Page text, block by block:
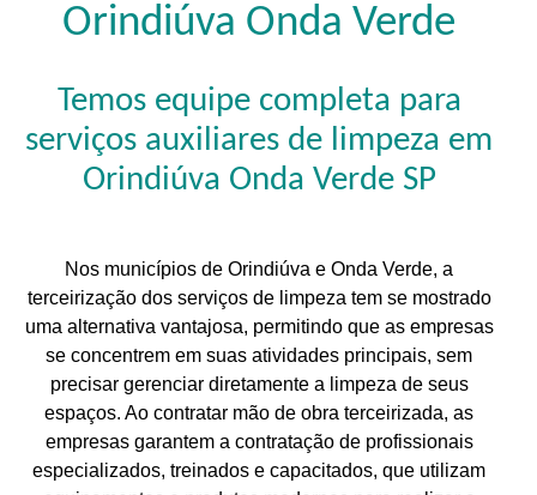
Orindiúva Onda Verde
Temos equipe completa para
serviços auxiliares de limpeza em
Orindiúva Onda Verde SP
Nos municípios de Orindiúva e Onda Verde, a
terceirização dos serviços de limpeza tem se mostrado
uma alternativa vantajosa, permitindo que as empresas
se concentrem em suas atividades principais, sem
precisar gerenciar diretamente a limpeza de seus
espaços. Ao contratar mão de obra terceirizada, as
empresas garantem a contratação de profissionais
especializados, treinados e capacitados, que utilizam